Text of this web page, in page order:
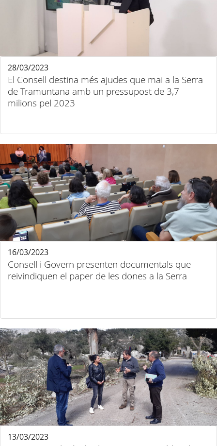
El Consell destina més ajudes que mai a la Serra
de Tramuntana amb un pressupost de 3,7
milions pel 2023
28/03/2023
Consell i Govern presenten documentals que
reivindiquen el paper de les dones a la Serra
16/03/2023
13/03/2023